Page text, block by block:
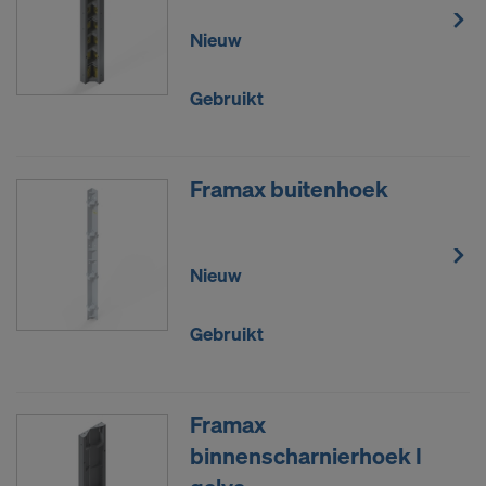
Nieuw
Gebruikt
Framax buitenhoek
Nieuw
Gebruikt
Framax
binnenscharnierhoek I